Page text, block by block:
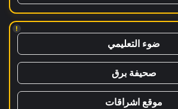
!
ضوء التعليمي
صحيفة برق
موقع اشراقات